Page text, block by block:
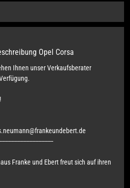
Opel Corsa
Ihnen unser Verkaufsberater
Franke und Ebert freut sich auf ihren